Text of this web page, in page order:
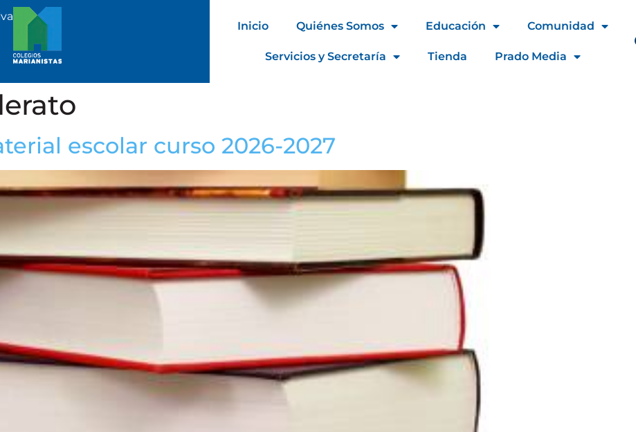
Inicio Quiénes Somos Educación Comunidad
Servicios y Secretaría Tienda Prado Media
escolar curso 2026-2027